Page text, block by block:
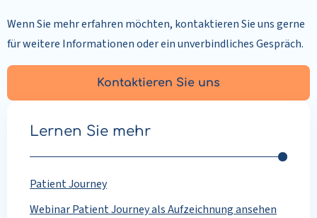
Wenn Sie mehr erfahren möchten, kontaktieren Sie uns gerne
für weitere Informationen oder ein unverbindliches Gespräch.
Kontaktieren Sie uns
Lernen Sie mehr
Patient Journey
Webinar Patient Journey als Aufzeichnung ansehen